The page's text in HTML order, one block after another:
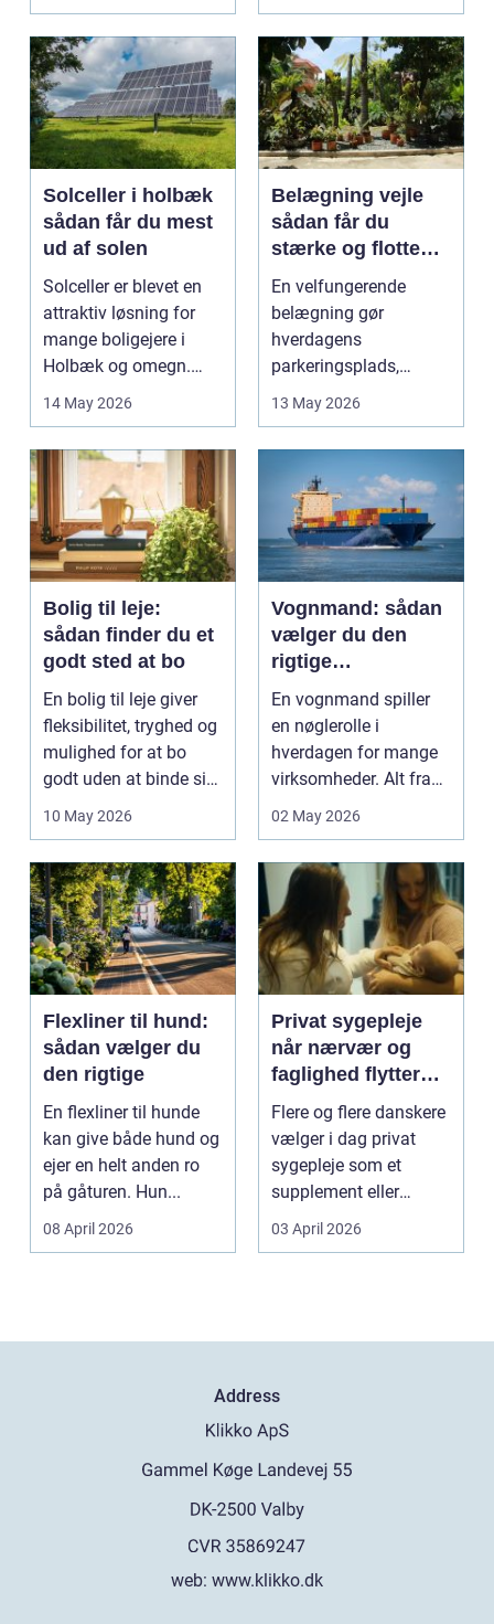
Solceller i holbæk
sådan får du mest
ud af solen
Solceller er blevet en
attraktiv løsning for
mange boligejere i
Holbæk og omegn.
Flere ønsker at sæn...
14 May 2026
Belægning vejle
sådan får du
stærke og flotte
udendørs arealer
En velfungerende
belægning gør
hverdagens
parkeringsplads,
terrasse eller
gårdsplads både pæn
og pra...
13 May 2026
Bolig til leje:
sådan finder du et
godt sted at bo
En bolig til leje giver
fleksibilitet, tryghed og
mulighed for at bo
godt uden at binde sig
ø...
10 May 2026
Vognmand: sådan
vælger du den
rigtige
samarbejdspartner
En vognmand spiller
en nøglerolle i
hverdagen for mange
virksomheder. Alt fra
byggematerialer...
02 May 2026
Flexliner til hund:
sådan vælger du
den rigtige
En flexliner til hunde
kan give både hund og
ejer en helt anden ro
på gåturen. Hun...
08 April 2026
Privat sygepleje
når nærvær og
faglighed flytter
hjem i stuen
Flere og flere danskere
vælger i dag privat
sygepleje som et
supplement eller
alternativ til det off...
03 April 2026
Address
web: www.klikko.dk